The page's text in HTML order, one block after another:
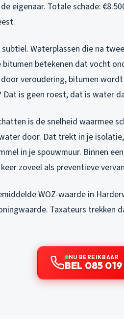
de eigenaar. Totale schade:
subtiel. Waterplassen die na
bitumen betekenen dat vocht
veroudering, bitumen
Dat is geen roest, dat is water
is de snelheid waarmee
door. Dat trekt in je
in je spouwmuur. Binnen
zoveel als preventieve
WOZ-waarde in
Taxateurs trekken
NU BEREIKBAAR
BEL 085